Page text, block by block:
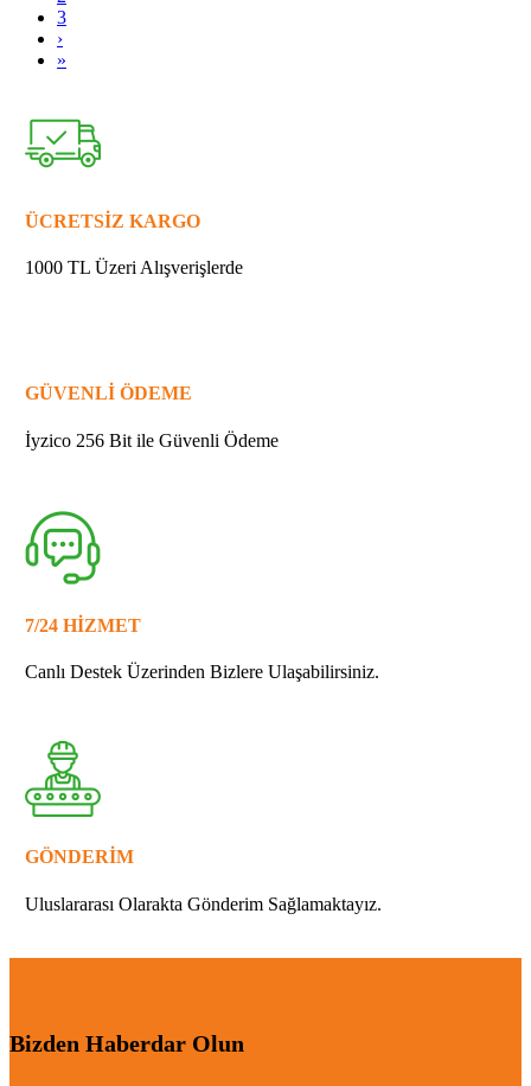
3
›
»
ÜCRETSİZ KARGO
1000 TL Üzeri Alışverişlerde
GÜVENLİ ÖDEME
İyzico 256 Bit ile Güvenli Ödeme
7/24 HİZMET
Canlı Destek Üzerinden Bizlere Ulaşabilirsiniz.
GÖNDERİM
Uluslararası Olarakta Gönderim Sağlamaktayız.
Bizden Haberdar Olun